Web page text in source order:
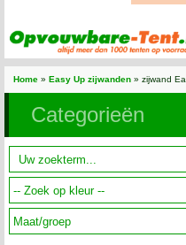
Home » Easy Up zijwanden » zijwand
Categorieën